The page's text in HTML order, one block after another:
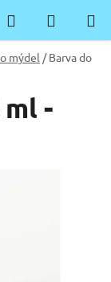
Hledat
KOŠÍK
mýdel / Barva do
-